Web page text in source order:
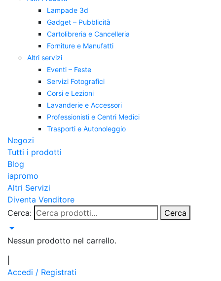
Lampade 3d
Gadget – Pubblicità
Cartolibreria e Cancelleria
Forniture e Manufatti
Altri servizi
Eventi – Feste
Servizi Fotografici
Corsi e Lezioni
Lavanderie e Accessori
Professionisti e Centri Medici
Trasporti e Autonoleggio
Negozi
Tutti i prodotti
Blog
iapromo
Altri Servizi
Diventa Venditore
Cerca:
Cerca
Nessun prodotto nel carrello.
Accedi / Registrati